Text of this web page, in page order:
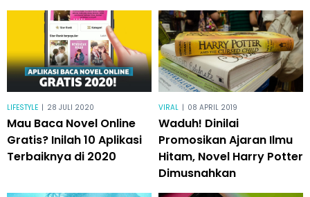
LIFESTYLE | 28 JULI 2020
Mau Baca Novel Online
Gratis? Inilah 10 Aplikasi
Terbaiknya di 2020
VIRAL | 08 APRIL 2019
Waduh! Dinilai
Promosikan Ajaran Ilmu
Hitam, Novel Harry Potter
Dimusnahkan